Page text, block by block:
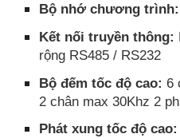
Bộ nhớ chương trình:
Kết nối truyền thông:
rộng RS485 / RS232
Bộ đếm tốc độ cao: 6
2 chân max 30Khz 2
Phát xung tốc độ cao: